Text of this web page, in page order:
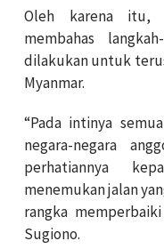
Oleh karena itu,
membahas
dilakukan untuk
Myanmar.
“Pada intinya
negara-negara
perhatiannya
menemukan jalan
rangka
Sugiono.